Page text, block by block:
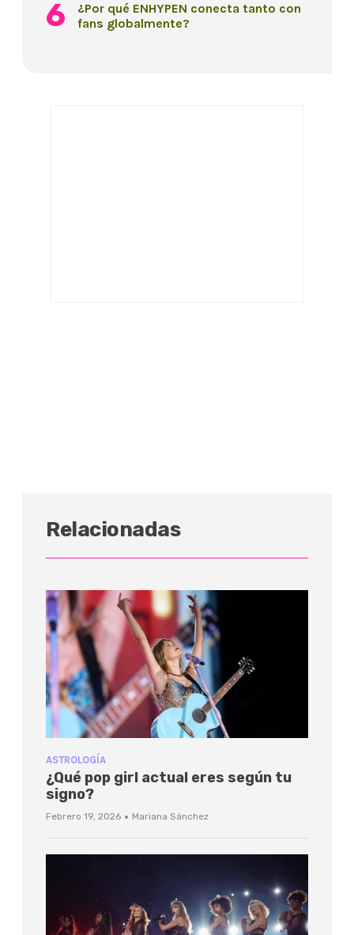
¿Por qué ENHYPEN conecta tanto con
fans globalmente?
Relacionadas
ASTROLOGÍA
¿Qué pop girl actual eres según tu
signo?
Febrero 19, 2026 · Mariana Sánchez